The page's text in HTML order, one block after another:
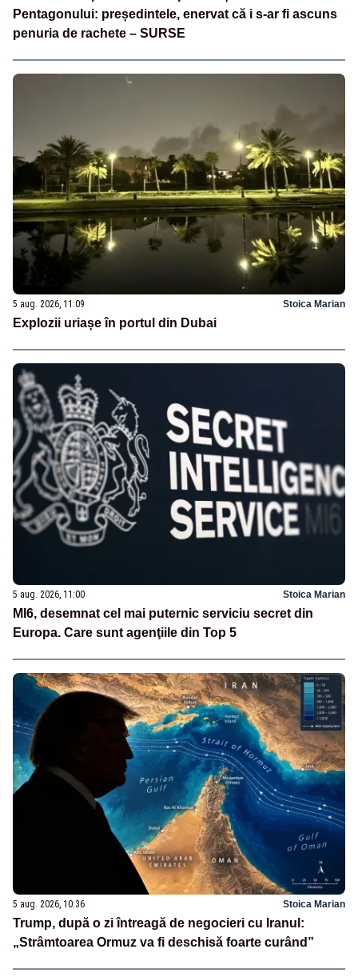
Pentagonului: președintele, enervat că i s-ar fi ascuns
penuria de rachete – SURSE
5 aug. 2026, 11:09 Stoica Marian
Explozii uriașe în portul din Dubai
5 aug. 2026, 11:00 Stoica Marian
MI6, desemnat cel mai puternic serviciu secret din
Europa. Care sunt agenţiile din Top 5
5 aug. 2026, 10:36 Stoica Marian
Trump, după o zi întreagă de negocieri cu Iranul:
„Strâmtoarea Ormuz va fi deschisă foarte curând”